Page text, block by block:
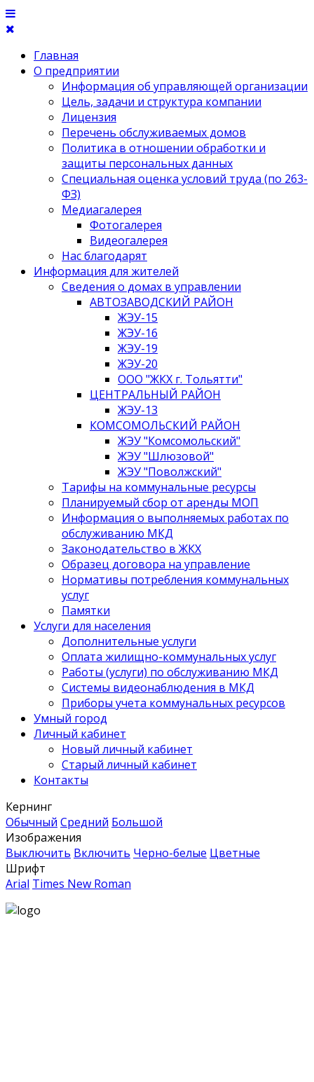
Главная
О предприятии
Информация об управляющей организации
Цель, задачи и структура компании
Лицензия
Перечень обслуживаемых домов
Политика в отношении обработки и
защиты персональных данных
Специальная оценка условий труда (по 263-
ФЗ)
Медиагалерея
Фотогалерея
Видеогалерея
Нас благодарят
Информация для жителей
Сведения о домах в управлении
АВТОЗАВОДСКИЙ РАЙОН
ЖЭУ-15
ЖЭУ-16
ЖЭУ-19
ЖЭУ-20
ООО "ЖКХ г. Тольятти"
ЦЕНТРАЛЬНЫЙ РАЙОН
ЖЭУ-13
КОМСОМОЛЬСКИЙ РАЙОН
ЖЭУ "Комсомольский"
ЖЭУ "Шлюзовой"
ЖЭУ "Поволжский"
Тарифы на коммунальные ресурсы
Планируемый сбор от аренды МОП
Информация о выполняемых работах по
обслуживанию МКД
Законодательство в ЖКХ
Образец договора на управление
Нормативы потребления коммунальных
услуг
Памятки
Услуги для населения
Дополнительные услуги
Оплата жилищно-коммунальных услуг
Работы (услуги) по обслуживанию МКД
Системы видеонаблюдения в МКД
Приборы учета коммунальных ресурсов
Умный город
Личный кабинет
Новый личный кабинет
Старый личный кабинет
Контакты
Кернинг
Обычный Средний Большой
Изображения
Выключить Включить Черно-белые Цветные
Шрифт
Arial Times New Roman